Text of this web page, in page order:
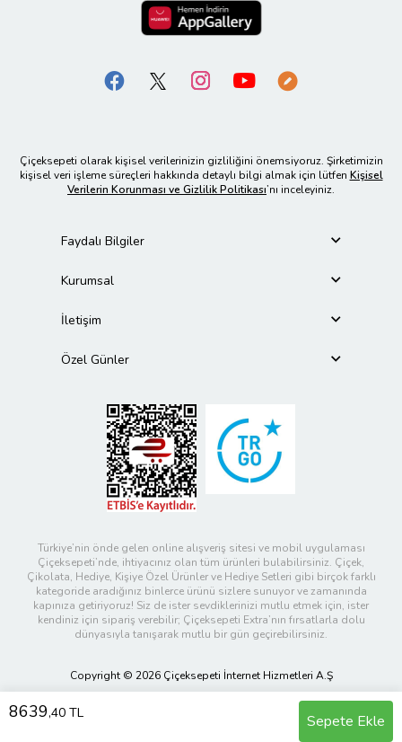
8639,40 TL Sepete Ekle
Çiçeksepeti olarak kişisel verilerinizin gizliliğini önemsiyoruz. Şirketimizin
kişisel veri işleme süreçleri hakkında detaylı bilgi almak için lütfen Kişisel
Verilerin Korunması ve Gizlilik Politikası’nı inceleyiniz.
Faydalı Bilgiler
Kurumsal
İletişim
Özel Günler
Türkiye’nin önde gelen online alışveriş sitesi ve mobil uygulaması
Çiçeksepeti’nde, ihtiyacınız olan tüm ürünleri bulabilirsiniz. Çiçek,
Çikolata, Hediye, Kişiye Özel Ürünler ve Hediye Setleri gibi birçok farklı
kategoride aradığınız binlerce ürünü sizlere sunuyor ve zamanında
kapınıza getiriyoruz! Siz de ister sevdiklerinizi mutlu etmek için, ister
kendiniz için sipariş verebilir; Çiçeksepeti Extra’nın fırsatlarla dolu
dünyasıyla tanışarak mutlu bir gün geçirebilirsiniz.
Copyright © 2026 Çiçeksepeti İnternet Hizmetleri A.Ş